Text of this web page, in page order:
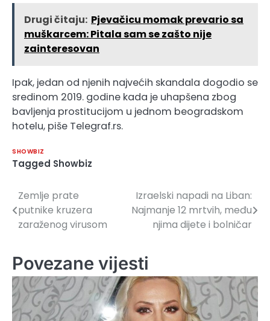
Drugi čitaju: Pjevačicu momak prevario sa
muškarcem: Pitala sam se zašto nije
zainteresovan
Ipak, jedan od njenih najvećih skandala dogodio se
sredinom 2019. godine kada je uhapšena zbog
bavljenja prostitucijom u jednom beogradskom
hotelu, piše Telegraf.rs.
SHOWBIZ
Tagged Showbiz
Navigacija
članaka
Zemlje prate
putnike kruzera
zaraženog virusom
Izraelski napadi na Liban:
Najmanje 12 mrtvih, među
njima dijete i bolničar
Povezane vijesti